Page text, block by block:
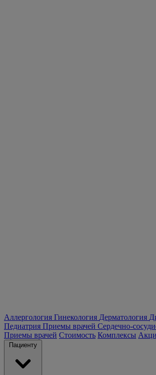
Аллергология Гинекология Дерматология
Педиатрия Приемы врачей Сердечно-
Приемы врачей Стоимость Комплексы
Пациенту